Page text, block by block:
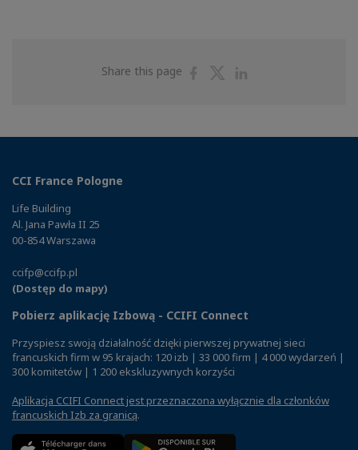
Share this page
ShareShare
CCI France Pologne
Life Building
Al. Jana Pawła II 25
00-854 Warszawa
ccifp@ccifp.pl
(Dostęp do mapy)
Pobierz aplikację Izbową - CCIFI Connect
Przyspiesz swoją działalność dzięki pierwszej prywatnej sieci
francuskich firm w 95 krajach: 120 izb | 33 000 firm | 4 000 wydarzeń |
300 komitetów | 1 200 ekskluzywnych korzyści
Aplikacja CCIFI Connect jest przeznaczona wyłącznie dla członków
francuskich Izb za granicą.